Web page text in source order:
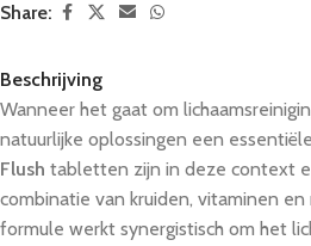
Share:
Beschrijving
Wanneer het gaat om
natuurlijke oplossingen een
Flush tabletten zijn in deze context
combinatie van kruiden, vitaminen
formule werkt synergistisch om het